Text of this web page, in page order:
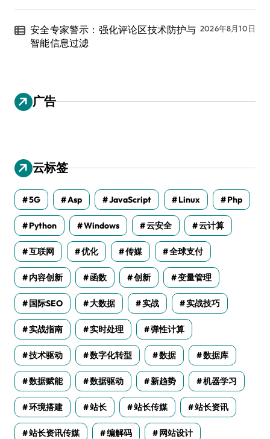
安全专家警示：强化评论区技术防护与
智能信息过滤
2026年8月10日
广告
云标签
5G Asp JavaScript Linux Php
Python Windows 云安全 云计算
互联网 优化 传媒 全球支付
内容创新 函数 创新 变量管理
国际SEO 大数据 实战 实战技巧
实战指南 实时处理 弹性计算
技术驱动 数字化转型 数据 数据库
数据赋能 数据驱动 新趋势 机器学习
环境搭建 站长 站长传媒 站长资讯
站长资讯传媒 编解码 网站设计